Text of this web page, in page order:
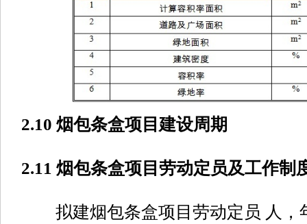
2.10 烟包条盒项目建设周期
2.11 烟包条盒项目劳动定员及工作制
拟建烟包条盒项目劳动定员 人，